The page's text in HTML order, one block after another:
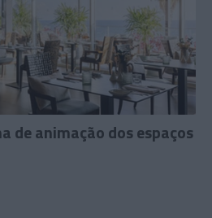
de animação dos espaços